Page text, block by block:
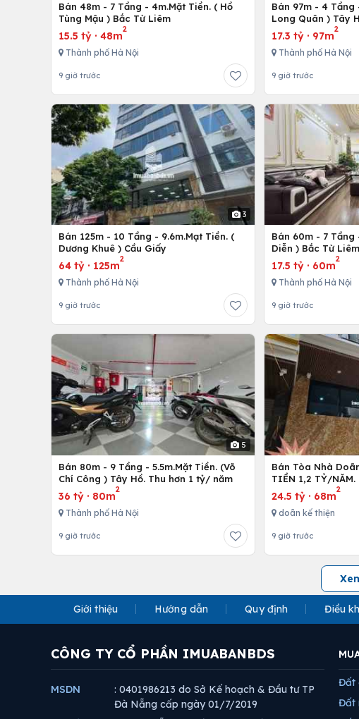
Bán 48m - 7 Tầng - 4m.Mặt Tiền. ( Hồ
Tùng Mậu ) Bắc Từ Liêm
15.5 tỷ · 48m
2
Thành phố Hà Nội
9 giờ trước
Bán 97m - 4 Tầng
Long Quân ) Tây
17.3 tỷ · 97m
2
Thành phố Hà Nội
9 giờ trước
3
Bán 125m - 10 Tầng - 9.6m.Mạt Tiền. (
Dương Khuê ) Cầu Giấy
64 tỷ · 125m
2
Thành phố Hà Nội
9 giờ trước
Bán 60m - 7 Tầng
Diễn ) Bắc Từ Liêm
17.5 tỷ · 60m
2
Thành phố Hà Nội
9 giờ trước
5
Bán 80m - 9 Tầng - 5.5m.Mặt Tiền. (Võ
Chí Công ) Tây Hồ. Thu hơn 1 tỷ/ năm
36 tỷ · 80m
2
Thành phố Hà Nội
9 giờ trước
Bán Tòa Nhà
TIỀN 1,2 TỶ/NĂM.
24.5 tỷ · 68m
2
doãn kế thiện
9 giờ trước
Giới thiệu Hướng dẫn Quy định Điều
CÔNG TY CỔ PHẦN IMUABANBDS
MSDN
: 0401986213 do Sở Kế hoạch & Đầu tư TP
Đà Nẵng cấp ngày 01/7/2019
Đất
Đất